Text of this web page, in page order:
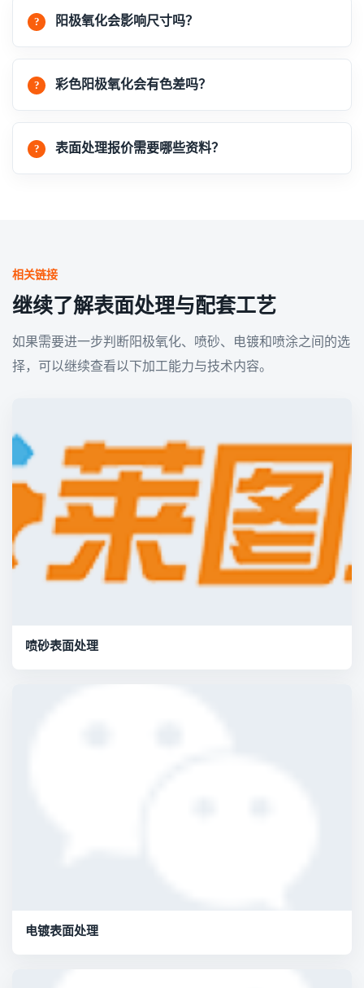
阳极氧化会影响尺寸吗？
彩色阳极氧化会有色差吗？
表面处理报价需要哪些资料？
相关链接
继续了解表面处理与配套工艺
如果需要进一步判断阳极氧化、喷砂、电镀和喷涂之间的选
择，可以继续查看以下加工能力与技术内容。
喷砂表面处理
电镀表面处理